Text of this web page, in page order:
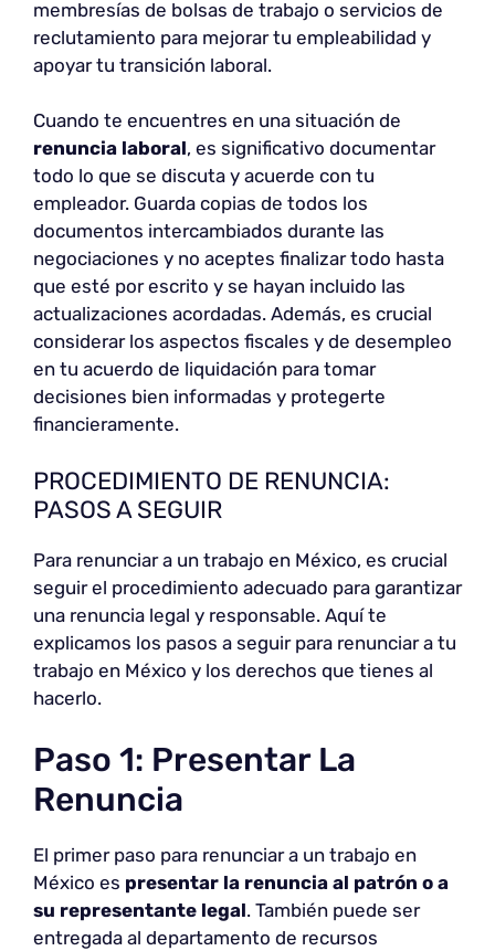
membresías de bolsas de trabajo o servicios de
reclutamiento para mejorar tu empleabilidad y
apoyar tu transición laboral.
Cuando te encuentres en una situación de
renuncia laboral, es significativo documentar
todo lo que se discuta y acuerde con tu
empleador. Guarda copias de todos los
documentos intercambiados durante las
negociaciones y no aceptes finalizar todo hasta
que esté por escrito y se hayan incluido las
actualizaciones acordadas. Además, es crucial
considerar los aspectos fiscales y de desempleo
en tu acuerdo de liquidación para tomar
decisiones bien informadas y protegerte
financieramente.
PROCEDIMIENTO DE RENUNCIA:
PASOS A SEGUIR
Para renunciar a un trabajo en México, es crucial
seguir el procedimiento adecuado para garantizar
una renuncia legal y responsable. Aquí te
explicamos los pasos a seguir para renunciar a tu
trabajo en México y los derechos que tienes al
hacerlo.
Paso 1: Presentar La
Renuncia
El primer paso para renunciar a un trabajo en
México es presentar la renuncia al patrón o a
su representante legal. También puede ser
entregada al departamento de recursos